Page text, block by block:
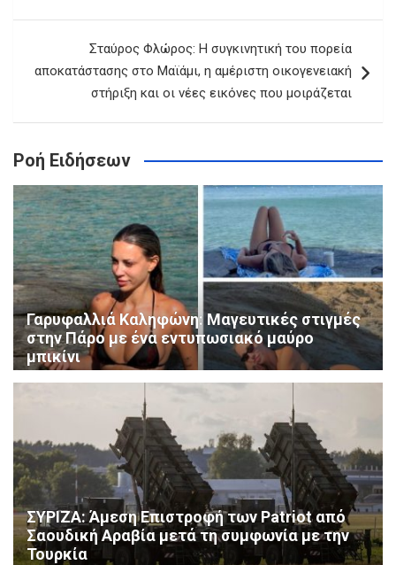
Σταύρος Φλώρος: Η συγκινητική του πορεία
αποκατάστασης στο Μαϊάμι, η αμέριστη οικογενειακή
στήριξη και οι νέες εικόνες που μοιράζεται
Ροή Ειδήσεων
Γαρυφαλλιά Καληφώνη: Μαγευτικές στιγμές
στην Πάρο με ένα εντυπωσιακό μαύρο
μπικίνι
ΣΥΡΙΖΑ: Άμεση Επιστροφή των Patriot από
Σαουδική Αραβία μετά τη συμφωνία με την
Τουρκία